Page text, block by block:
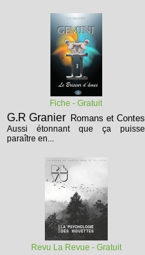
Fiche - Gratuit
G.R Granier Romans et Contes
Aussi étonnant que ça puisse
paraître en...
Revu La Revue - Gratuit